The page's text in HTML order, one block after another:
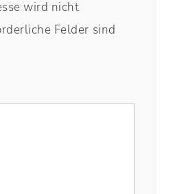
wird nicht
Felder sind